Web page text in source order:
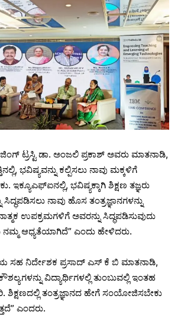
ಟ್ರಸ್ಟಿ ಡಾ. ಅಂಜಲಿ ಪ್ರಕಾಶ್ ಅವರು ಮಾತನಾಡಿ,
ಭವಿಷ್ಯವನ್ನು ಕಲ್ಪಿಸಲು ನಾವು ಮಕ್ಕಳಿಗೆ
ಇಕ್ಯೂಎಫ್ಐನಲ್ಲಿ, ಭವಿಷ್ಯಕ್ಕಾಗಿ ಶಿಕ್ಷಣ ತಜ್ಞರು
ನಾವು ಹೊಸ ತಂತ್ರಜ್ಞಾನಗಳನ್ನು
ಉಪಕ್ರಮಗಳಿಗೆ ಅವರನ್ನು ಸಿದ್ಧಪಡಿಸುವುದು
ನಮ್ಮ ಆಧ್ಯತೆಯಾಗಿದೆ” ಎಂದು ಹೇಳಿದರು.
ಸಹ ನಿರ್ದೇಶಕ ಪ್ರಸಾದ್ ಎಸ್ ಕೆ ಬಿ ಮಾತನಾಡಿ,
ವಿದ್ಯಾರ್ಥಿಗಳಲ್ಲಿ ತುಂಬುವಲ್ಲಿ ಇಂತಹ
ಶಿಕ್ಷಣದಲ್ಲಿ ತಂತ್ರಜ್ಞಾನದ ಹೇಗೆ ಸಂಯೋಜಿಸಬೇಕು
ಎಂದರು.